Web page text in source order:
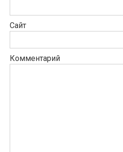
Сайт
Комментарий